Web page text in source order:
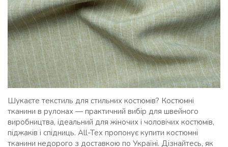
Шукаєте текстиль для стильних костюмів? Костюмні
тканини в рулонах — практичний вибір для швейного
виробництва, ідеальний для жіночих і чоловічих костюмів,
піджаків і спідниць. All-Tex пропонує купити костюмні
тканини недорого з доставкою по Україні. Дізнайтесь, як